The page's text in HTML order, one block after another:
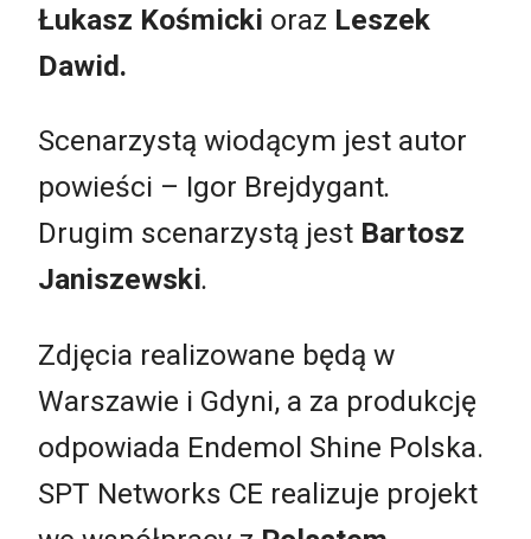
Łukasz Kośmicki oraz Leszek
Dawid.
Scenarzystą wiodącym jest autor
powieści – Igor Brejdygant.
Drugim scenarzystą jest Bartosz
Janiszewski.
Zdjęcia realizowane będą w
Warszawie i Gdyni, a za produkcję
odpowiada Endemol Shine Polska.
SPT Networks CE realizuje projekt